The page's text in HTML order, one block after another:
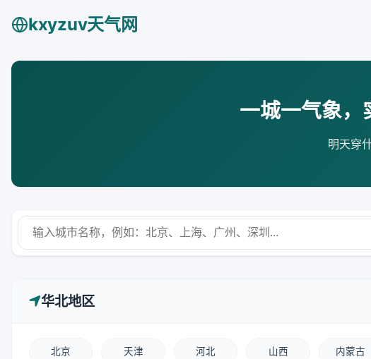
kxyzuv天气网
一城一气象，
明天穿
华北地区
北京 天津 河北 山西 内蒙古